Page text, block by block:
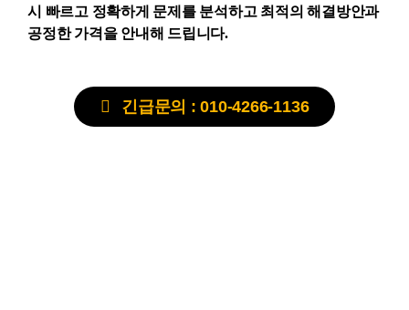
시 빠르고 정확하게 문제를 분석하고 최적의 해결방안과
공정한 가격을 안내해 드립니다.
긴급문의 : 010-4266-1136